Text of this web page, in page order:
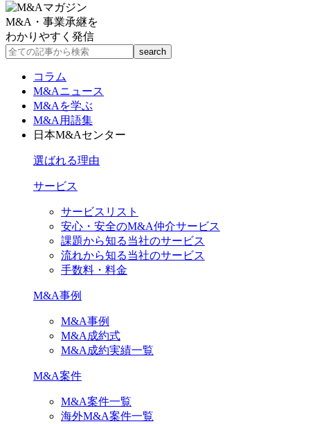
M&A・事業承継を
わかりやすく発信
コラム
M&Aニュース
M&Aを学ぶ
M&A用語集
日本M&Aセンター
選ばれる理由
サービス
サービスリスト
安心・安全のM&A仲介サービス
課題から知る当社のサービス
流れから知る当社のサービス
手数料・料金
M&A事例
M&A事例
M&A成約式
M&A成約実績一覧
M&A案件
M&A案件一覧
海外M&A案件一覧